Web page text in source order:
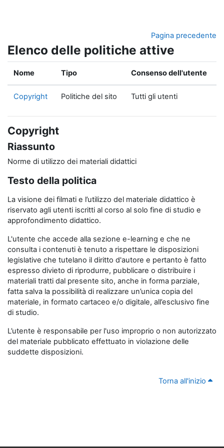
Pagina precedente
Elenco delle politiche attive
Nome Tipo Consenso dell'utente
Copyright Politiche del sito Tutti gli utenti
Copyright
Riassunto
Norme di utilizzo dei materiali didattici
Testo della politica
La visione dei filmati e l’utilizzo del materiale didattico è
riservato agli utenti iscritti al corso al solo fine di studio e
approfondimento didattico.
L'utente che accede alla sezione e-learning e che ne
consulta i contenuti è tenuto a rispettare le disposizioni
legislative che tutelano il diritto d'autore e pertanto è fatto
espresso divieto di riprodurre, pubblicare o distribuire i
materiali tratti dal presente sito, anche in forma parziale,
fatta salva la possibilità di realizzare un’unica copia del
materiale, in formato cartaceo e/o digitale, all’esclusivo fine
di studio.
L’utente è responsabile per l'uso improprio o non autorizzato
del materiale pubblicato effettuato in violazione delle
suddette disposizioni.
Torna all'inizio